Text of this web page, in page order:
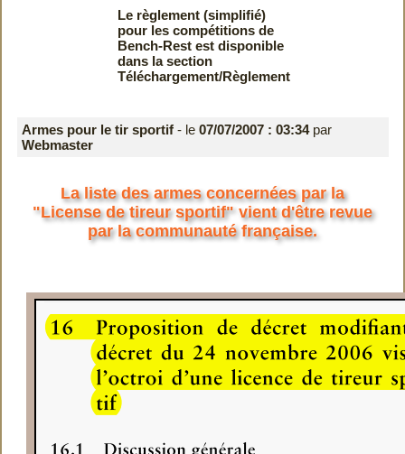
Le règlement (simplifié)
pour les compétitions de
Bench-Rest est disponible
dans la section
Téléchargement/Règlement
Armes pour le tir sportif - le 07/07/2007 : 03:34par
Webmaster
La liste des armes concernées par la
"License de tireur sportif" vient d'être revue
par la communauté française.